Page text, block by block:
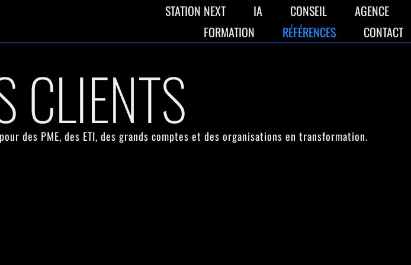
STATION NEXT IA CONSEIL
AGENCE
FORMATION
RÉFÉRENCES CONTACT
CLIENTS
des PME, des ETI, des grands comptes et des organisations en transformation.